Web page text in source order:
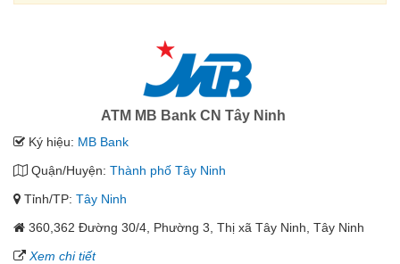
ATM MB Bank CN Tây Ninh
Ký hiệu: MB Bank
Quận/Huyện: Thành phố Tây Ninh
Tỉnh/TP: Tây Ninh
360,362 Đường 30/4, Phường 3, Thị xã Tây Ninh, Tây Ninh
Xem chi tiết